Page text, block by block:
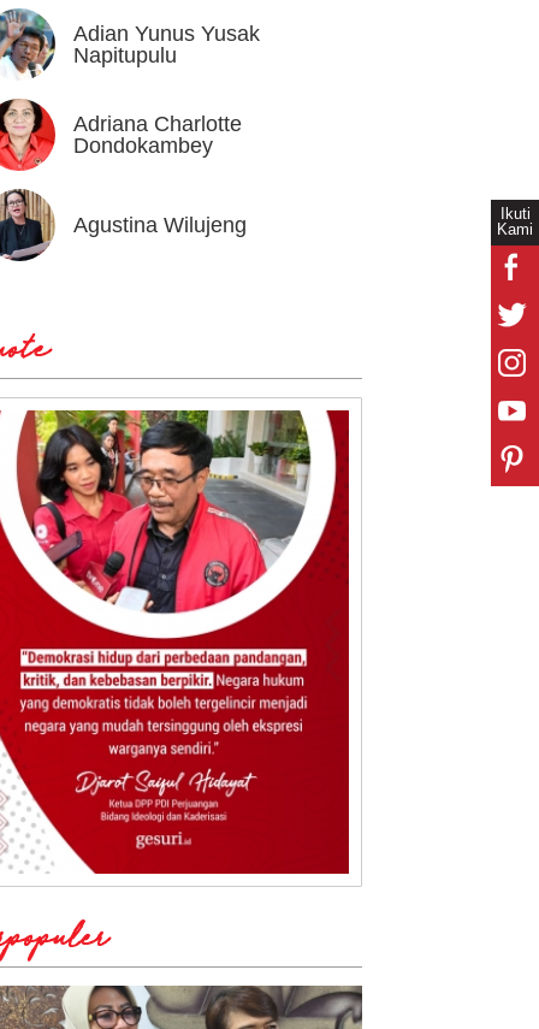
Ikuti
Kami
Adian Yunus Yusak
Napitupulu
Adriana Charlotte
Dondokambey
Agustina Wilujeng Andi